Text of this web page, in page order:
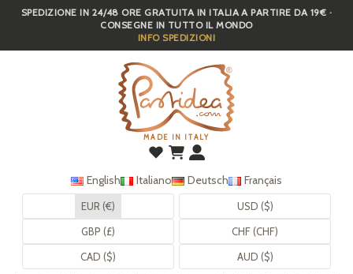
SkipSPEDIZIONE IN 24/48 ORE GRATUITA IN ITALIA A PARTIRE DA 19€ ·
CONSEGNE IN TUTTO IL MONDO
INFO SPEDIZIONI
MADE IN ITALY
English Italiano Deutsch Français
EUR (€)
USD ($)
GBP (£)
CHF (CHF)
CAD ($)
AUD ($)